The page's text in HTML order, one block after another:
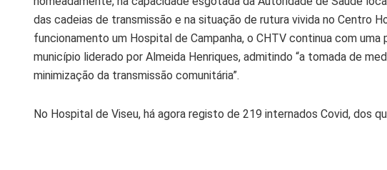
das cadeias de transmissão e na situação de rutura vivida no Centro
funcionamento um Hospital de Campanha, o CHTV continua com
município liderado por Almeida Henriques, admitindo “a tomada de
minimização da transmissão comunitária”.
No Hospital de Viseu, há agora registo de 219 internados Covid, dos